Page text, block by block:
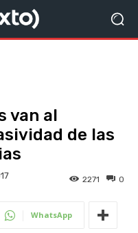
van al
de las
0
2271
WhatsApp